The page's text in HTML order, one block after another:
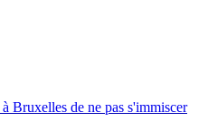
Bruxelles de ne pas s'immiscer